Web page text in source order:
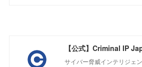
【公式】Criminal IP
サイバー脅威インテリジェ